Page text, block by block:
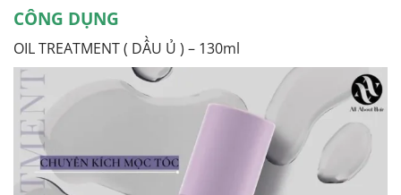
CÔNG DỤNG
OIL TREATMENT ( DẦU Ủ ) – 130ml